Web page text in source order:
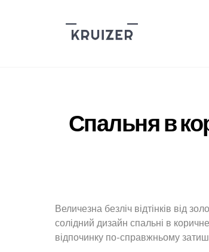
Спальня в
Величезна безліч відтінків від
солідний дизайн спальні в
відпочинку по-справжньому